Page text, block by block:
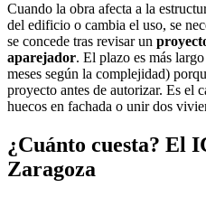
Cuando la obra afecta a la
del edificio o cambia el uso, se
se concede tras revisar un
aparejador. El plazo es más
meses según la complejidad)
proyecto antes de autorizar. Es el
huecos en fachada o unir dos
¿Cuánto cuesta? El
Zaragoza